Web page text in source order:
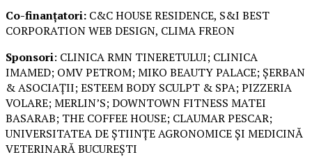
Co-finanțatori: C&C HOUSE RESIDENCE, S&I BEST
CORPORATION WEB DESIGN, CLIMA FREON
Sponsori: CLINICA RMN TINERETULUI; CLINICA
IMAMED; OMV PETROM; MIKO BEAUTY PALACE; ȘERBAN
& ASOCIAȚII; ESTEEM BODY SCULPT & SPA; PIZZERIA
VOLARE; MERLIN’S; DOWNTOWN FITNESS MATEI
BASARAB; THE COFFEE HOUSE; CLAUMAR PESCAR;
UNIVERSITATEA DE ȘTIINȚE AGRONOMICE ȘI MEDICINĂ
VETERINARĂ BUCUREȘTI